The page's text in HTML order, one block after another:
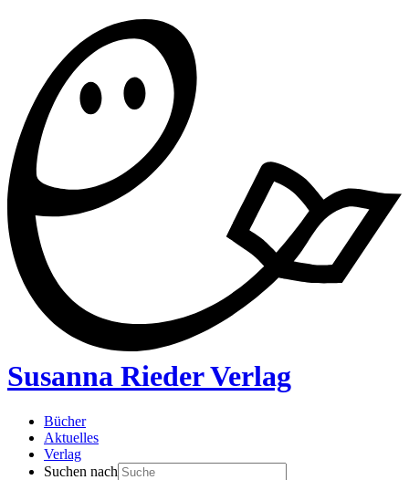
Susanna Rieder Verlag
Bücher
Aktuelles
Verlag
Suchen nach